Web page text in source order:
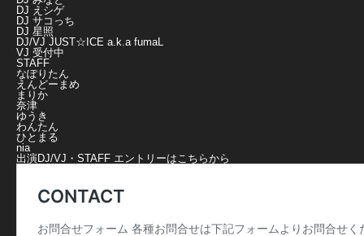
DJ えシゲ
DJ サコっち
DJ 星照
DJ/VJ JUST☆ICE a.k.a fumaL
VJ 受付中
STAFF
なぽりたん
えんどーまめ
まりか
奈津
ゆうき
わんたん
ひとまる
nia
出演DJ/VJ・STAFF エントリーはこちらから